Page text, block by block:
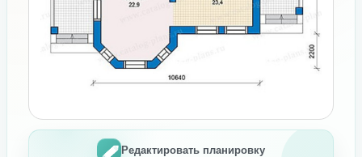
Редактировать планировку